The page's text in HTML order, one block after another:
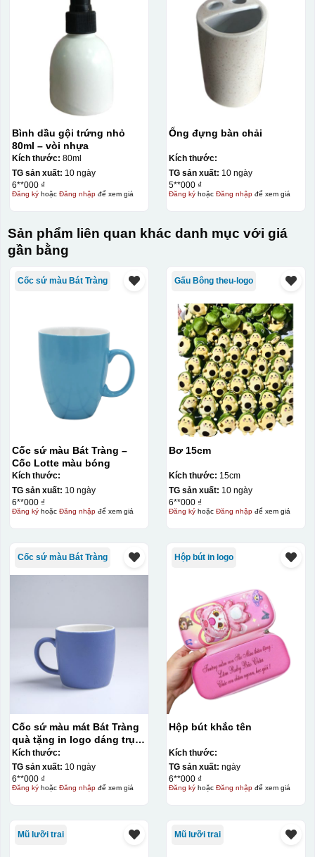
Bình dầu gội trứng nhỏ
80ml – vòi nhựa
Kích thước: 80ml
TG sản xuất: 10 ngày
6**000 ₫
Đăng kýhoặc Đăng nhậpđể xem giá
Ống đựng bàn chải
Kích thước:
TG sản xuất: 10 ngày
5**000 ₫
Đăng kýhoặc Đăng nhậpđể xem giá
Sản phẩm liên quan khác danh mục với giá
gần bằng
Cốc sứ màu Bát Tràng
Cốc sứ màu Bát Tràng –
Cốc Lotte màu bóng
Kích thước:
TG sản xuất: 10 ngày
6**000 ₫
Đăng kýhoặc Đăng nhậpđể xem giá
Gấu Bông theu-logo
Bơ 15cm
Kích thước: 15cm
TG sản xuất: 10 ngày
6**000 ₫
Đăng kýhoặc Đăng nhậpđể xem giá
Cốc sứ màu Bát Tràng
Cốc sứ màu mát Bát Tràng
quà tặng in logo dáng trụ
lùn quai C 330ml KQ-CSM09
Kích thước:
TG sản xuất: 10 ngày
6**000 ₫
Đăng kýhoặc Đăng nhậpđể xem giá
Hộp bút in logo
Hộp bút khắc tên
Kích thước:
TG sản xuất: ngày
6**000 ₫
Đăng kýhoặc Đăng nhậpđể xem giá
Mũ lưỡi trai Mũ lưỡi trai